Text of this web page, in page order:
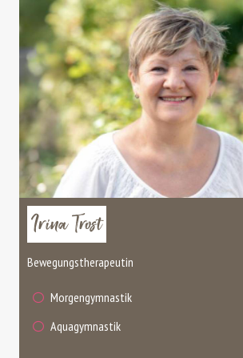
Irina Trost
Bewegungstherapeutin
Morgengymnastik
Aquagymnastik